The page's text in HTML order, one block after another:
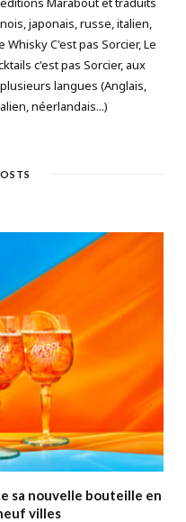
japonais, russe, italien,
C'est pas Sorcier, Le
c'est pas Sorcier, aux
langues (Anglais,
néerlandais...)
sa nouvelle bouteille en
villes